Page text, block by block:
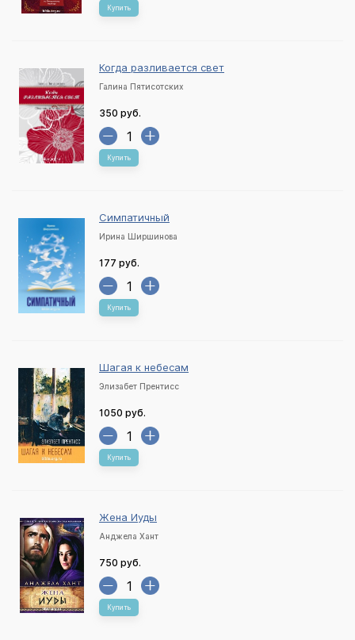
Купить
Когда разливается свет
Галина Пятисотских
350 руб.
Купить
Симпатичный
Ирина Ширшинова
177 руб.
Купить
Шагая к небесам
Элизабет Прентисс
1050 руб.
Купить
Жена Иуды
Анджела Хант
750 руб.
Купить